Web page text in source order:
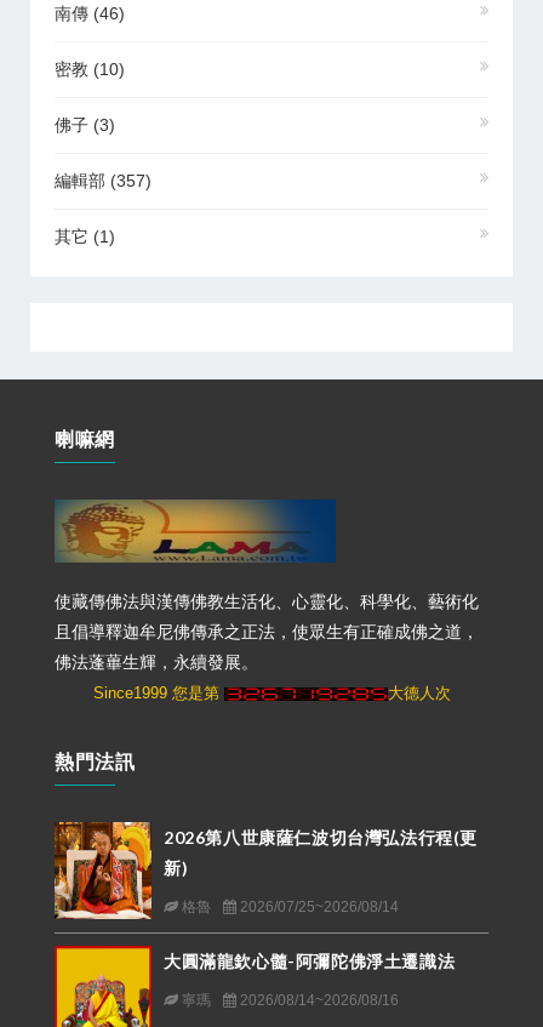
南傳 (46)
密教 (10)
佛子 (3)
編輯部 (357)
其它 (1)
喇嘛網
使藏傳佛法與漢傳佛教生活化、心靈化、科學化、藝術化
且倡導釋迦牟尼佛傳承之正法，使眾生有正確成佛之道，
佛法蓬蓽生輝，永續發展。
Since1999 您是第 大德人次
熱門法訊
2026第八世康薩仁波切台灣弘法行程(更
新)
格魯 2026/07/25~2026/08/14
大圓滿龍欽心髓-阿彌陀佛淨土遷識法
寧瑪 2026/08/14~2026/08/16